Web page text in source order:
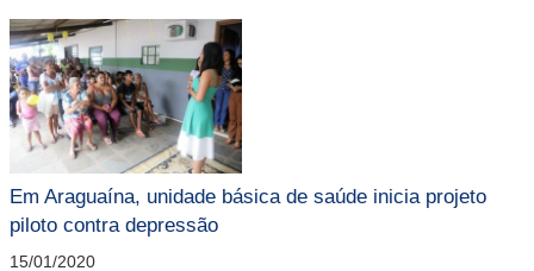
Em Araguaína, unidade básica de saúde inicia projeto
piloto contra depressão
15/01/2020